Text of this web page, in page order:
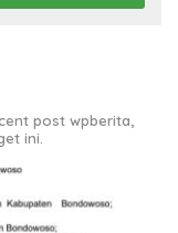
post wpberita,
ini.